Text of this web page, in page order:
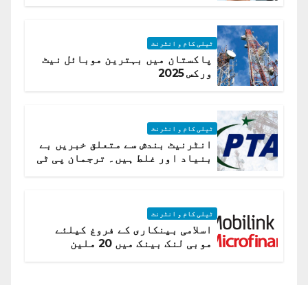
ٹیلی کام و انٹرنٹ
پاکستان میں بہترین موبائل نیٹ
ورکس 2025
ٹیلی کام و انٹرنٹ
انٹرنیٹ بندش سے متعلق خبریں بے
بنیاد اور غلط ہیں۔ ترجمان پی ٹی
ٹیلی کام و انٹرنٹ
اسلامی بینکاری کے فروغ کیلئے
موبی لنک بینک میں 20 ملین